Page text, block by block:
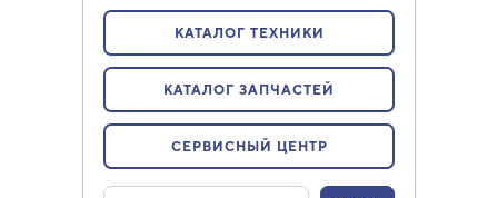
КАТАЛОГ ТЕХНИКИ
КАТАЛОГ ЗАПЧАСТЕЙ
СЕРВИСНЫЙ ЦЕНТР